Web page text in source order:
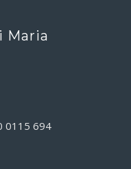
Maria
0115 694